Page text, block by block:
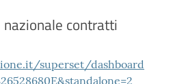
contratti
superset/dashboard